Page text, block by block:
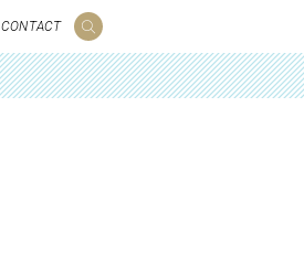
CONTACT